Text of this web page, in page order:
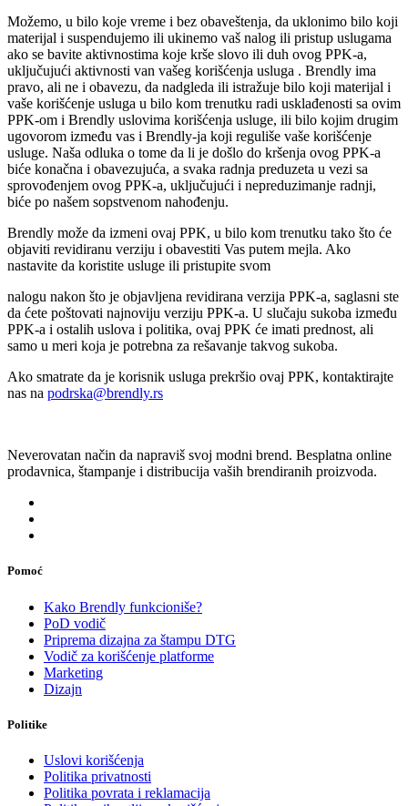
Možemo, u bilo koje vreme i bez obaveštenja, da uklonimo bilo koji
materijal i suspendujemo ili ukinemo vaš nalog ili pristup uslugama
ako se bavite aktivnostima koje krše slovo ili duh ovog PPK-a,
uključujući aktivnosti van vašeg korišćenja usluga . Brendly ima
pravo, ali ne i obavezu, da nadgleda ili istražuje bilo koji materijal i
vaše korišćenje usluga u bilo kom trenutku radi usklađenosti sa ovim
PPK-om i Brendly uslovima korišćenja usluge, ili bilo kojim drugim
ugovorom između vas i Brendly-ja koji reguliše vaše korišćenje
usluge. Naša odluka o tome da li je došlo do kršenja ovog PPK-a
biće konačna i obavezujuća, a svaka radnja preduzeta u vezi sa
sprovođenjem ovog PPK-a, uključujući i nepreduzimanje radnji,
biće po našem sopstvenom nahođenju.
Brendly može da izmeni ovaj PPK, u bilo kom trenutku tako što će
objaviti revidiranu verziju i obavestiti Vas putem mejla. Ako
nastavite da koristite usluge ili pristupite svom
nalogu nakon što je objavljena revidirana verzija PPK-a, saglasni ste
da ćete poštovati najnoviju verziju PPK-a. U slučaju sukoba između
PPK-a i ostalih uslova i politika, ovaj PPK će imati prednost, ali
samo u meri koja je potrebna za rešavanje takvog sukoba.
Ako smatrate da je korisnik usluga prekršio ovaj PPK, kontaktirajte
nas na podrska@brendly.rs
Neverovatan način da napraviš svoj modni brend. Besplatna online
prodavnica, štampanje i distribucija vaših brendiranih proizvoda.
Pomoć
Kako Brendly funkcioniše?
PoD vodič
Priprema dizajna za štampu DTG
Vodič za korišćenje platforme
Marketing
Dizajn
Politike
Uslovi korišćenja
Politika privatnosti
Politika povrata i reklamacija